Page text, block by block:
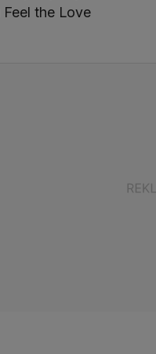
Feel the Love